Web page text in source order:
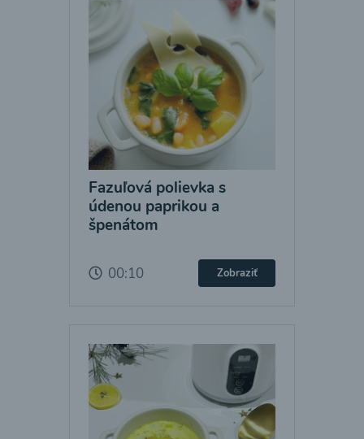
Fazuľová polievka s
údenou paprikou a
špenátom
00:10 Zobraziť